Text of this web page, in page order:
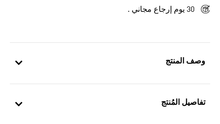
وصف المنتج
تفاصيل المُنتج